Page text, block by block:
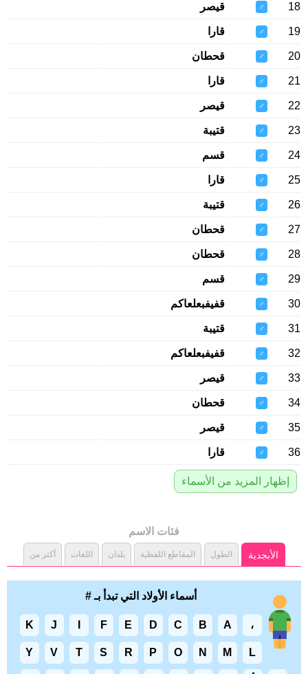
18
♂ قيصر
19
♂ قارا
20
♂ قحطان
21
♂ قارا
22
♂ قيصر
23
♂ قتيبة
24
♂ قسم
25
♂ قارا
26
♂ قتيبة
27
♂ قحطان
28
♂ قحطان
29
♂ قسم
30
♂ قفيفبعلعاكم
31
♂ قتيبة
32
♂ قفيفبعلعاكم
33
♂ قيصر
34
♂ قحطان
35
♂ قيصر
36
♂ قارا
إظهار المزيد من الأسماء
فئات الاسم
الأبجدية الطول المقاطع اللفظية بلدان اللغات أكثر من
أسماء الأولاد التي تبدأ بـ #
، A
B
C
D
E
F
J
K
L
M
N
O
P
R
S
T
V
Y